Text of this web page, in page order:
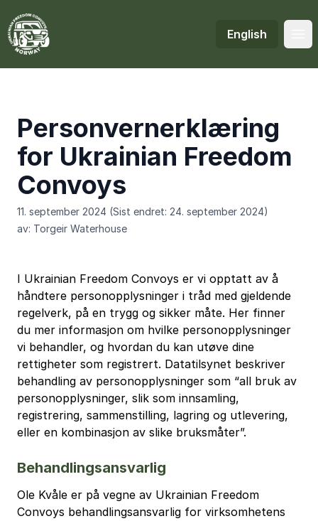
English
Personvernerklæring
for Ukrainian Freedom
Convoys
11. september 2024 (Sist endret: 24. september 2024)
av: Torgeir Waterhouse
I Ukrainian Freedom Convoys er vi opptatt av å
håndtere personopplysninger i tråd med gjeldende
regelverk, på en trygg og sikker måte. Her finner
du mer informasjon om hvilke personopplysninger
vi behandler, og hvordan du kan utøve dine
rettigheter som registrert. Datatilsynet beskriver
behandling av personopplysninger som “all bruk av
personopplysninger, slik som innsamling,
registrering, sammenstilling, lagring og utlevering,
eller en kombinasjon av slike bruksmåter”.
Behandlingsansvarlig
Ole Kvåle er på vegne av Ukrainian Freedom
Convoys behandlingsansvarlig for virksomhetens